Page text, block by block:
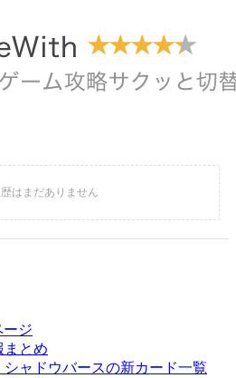
ージ
まとめ
シャドウバースの新カード一覧